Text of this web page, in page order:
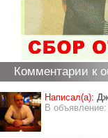
Комментарии к
Написал(а):
В объявление: